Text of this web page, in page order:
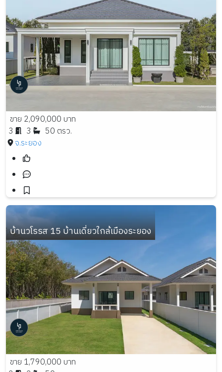
ขาย 2,090,000 บาท
3
3
50 ตรว.
จ.ระยอง
บ้านวโรรส 15 บ้านเดี่ยวใกล้เมืองระยอง
ขาย 1,790,000 บาท